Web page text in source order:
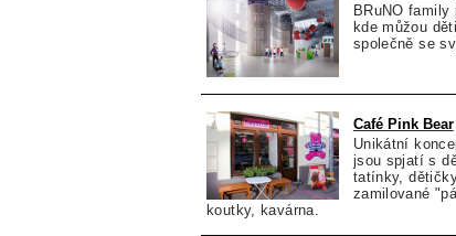
BRuNO family
kde můžou
společně se
Café Pink Bear
Unikátní
jsou spjatí s
tatínky,
zamilované
koutky, kavárna.